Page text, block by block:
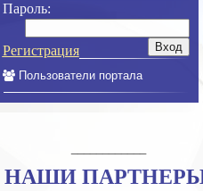
Пароль:
Регистрация
Пользователи портала
НАШИ